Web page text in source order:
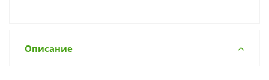
Описание